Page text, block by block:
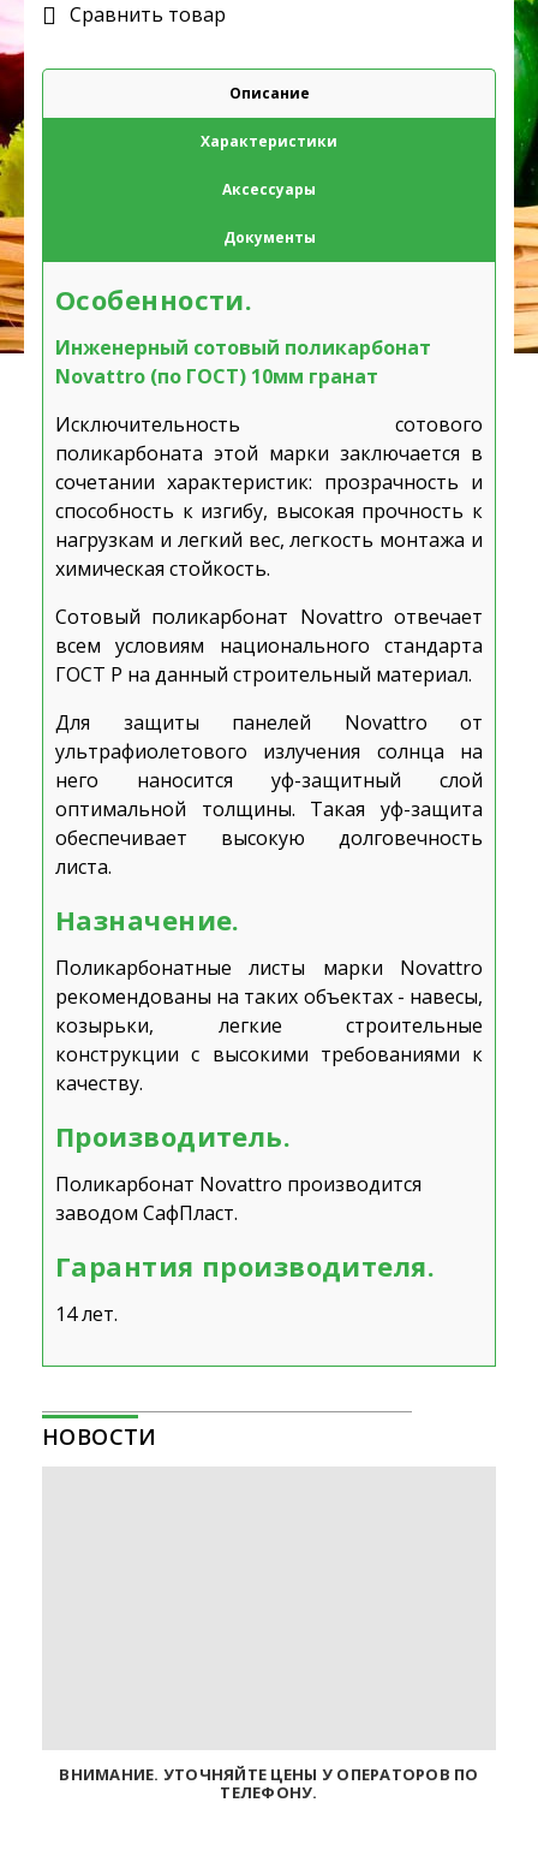
НОВОСТИ
ВНИМАНИЕ. УТОЧНЯЙТЕ ЦЕНЫ У ОПЕРАТОРОВ ПО
ТЕЛЕФОНУ.
Cравнить товар
Описание
Характеристики
Аксессуары
Документы
Особенности.
Инженерный сотовый поликарбонат
Novattro (по ГОСТ) 10мм гранат
Исключительность сотового
поликарбоната этой марки заключается в
сочетании характеристик: прозрачность и
способность к изгибу, высокая прочность к
нагрузкам и легкий вес, легкость монтажа и
химическая стойкость.
Сотовый поликарбонат Novattro отвечает
всем условиям национального стандарта
ГОСТ Р на данный строительный материал.
Для защиты панелей Novattro от
ультрафиолетового излучения солнца на
него наносится уф-защитный слой
оптимальной толщины. Такая уф-защита
обеспечивает высокую долговечность
листа.
Назначение.
Поликарбонатные листы марки Novattro
рекомендованы на таких объектах - навесы,
козырьки, легкие строительные
конструкции с высокими требованиями к
качеству.
Производитель.
Поликарбонат Novattro производится
заводом СафПласт.
Гарантия производителя.
14 лет.